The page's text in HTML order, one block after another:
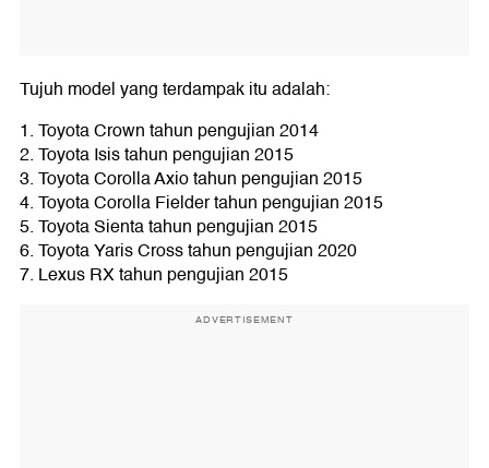
Tujuh model yang terdampak itu adalah:
1. Toyota Crown tahun pengujian 2014
2. Toyota Isis tahun pengujian 2015
3. Toyota Corolla Axio tahun pengujian 2015
4. Toyota Corolla Fielder tahun pengujian 2015
5. Toyota Sienta tahun pengujian 2015
6. Toyota Yaris Cross tahun pengujian 2020
7. Lexus RX tahun pengujian 2015
ADVERTISEMENT